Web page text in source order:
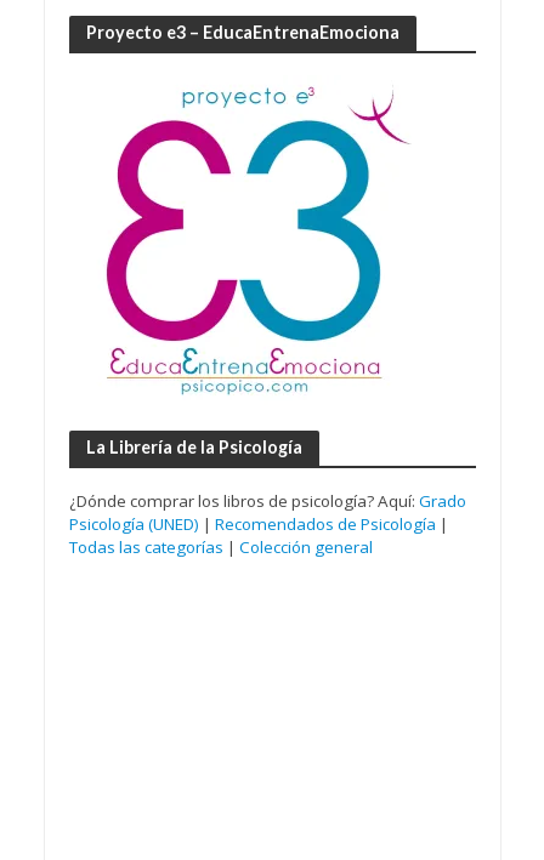
Proyecto e3 – EducaEntrenaEmociona
La Librería de la Psicología
¿Dónde comprar los libros de psicología? Aquí: Grado
Psicología (UNED) | Recomendados de Psicología |
Todas las categorías | Colección general